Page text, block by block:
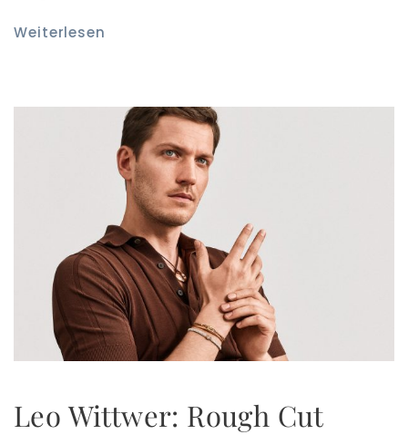
Weiterlesen
Leo Wittwer: Rough Cut